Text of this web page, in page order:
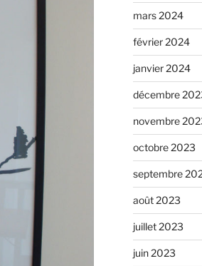
mars 2024
février 2024
janvier 2024
décembre
novembre
octobre 2023
septembre
août 2023
juillet 2023
juin 2023